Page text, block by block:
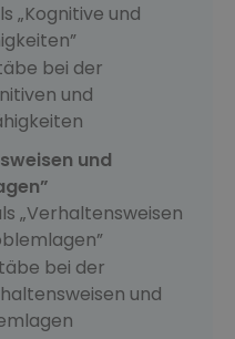
„Kognitive und
bei der
und
und
„Verhaltensweisen
bei der
und